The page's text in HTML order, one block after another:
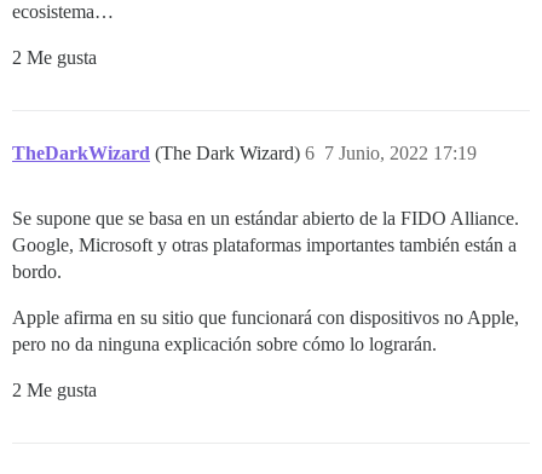
ecosistema…
2 Me gusta
TheDarkWizard (The Dark Wizard) 7 Junio, 2022 17:19
6
Se supone que se basa en un estándar abierto de la FIDO Alliance.
Google, Microsoft y otras plataformas importantes también están a
bordo.
Apple afirma en su sitio que funcionará con dispositivos no Apple,
pero no da ninguna explicación sobre cómo lo lograrán.
2 Me gusta